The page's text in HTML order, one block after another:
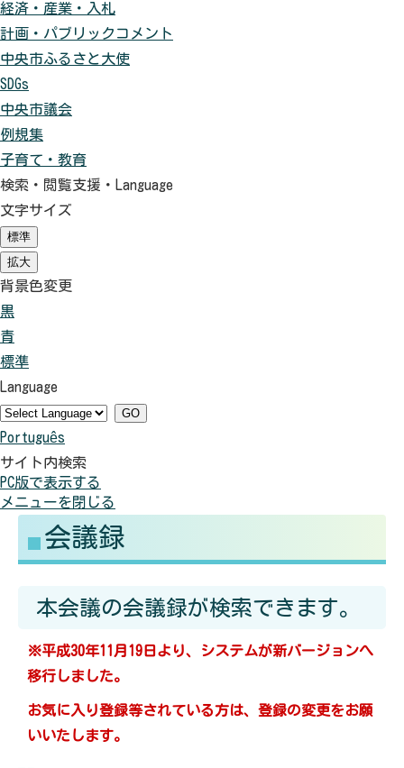
経済・産業・入札
計画・パブリックコメント
中央市ふるさと大使
SDGs
中央市議会
例規集
子育て・教育
検索・閲覧支援・
Language
文字サイズ
標準
期
状
態）
拡大
期
状
背景色変更
黒
色
を
黒
色
に
す
る
青
景
色
を
青
色
に
す
る
標準
景
色
を
元
に
戻
す
Language
GO
Português
サイト内検索
PC版で表示する
メニューを閉じる
会議録
本会議の会議録が検索できます。
※平成30年11月19日より、システムが新バージョンへ
移行しました。
お気に入り登録等されている方は、登録の変更をお願
いいたします。